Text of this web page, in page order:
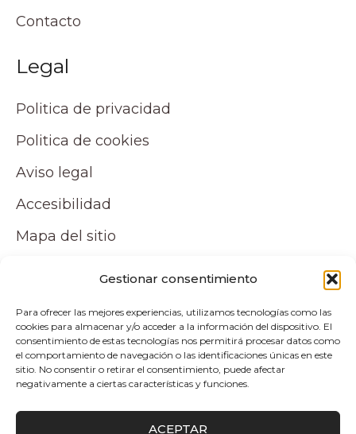
Gestionar consentimiento
Para ofrecer las mejores experiencias, utilizamos tecnologías como las
cookies para almacenar y/o acceder a la información del dispositivo. El
consentimiento de estas tecnologías nos permitirá procesar datos como
el comportamiento de navegación o las identificaciones únicas en este
sitio. No consentir o retirar el consentimiento, puede afectar
negativamente a ciertas características y funciones.
ACEPTAR
Contacto
Legal
Politica de privacidad
Politica de cookies
Aviso legal
Accesibilidad
Mapa del sitio
Tu cuenta
Mi cuenta
Carrito